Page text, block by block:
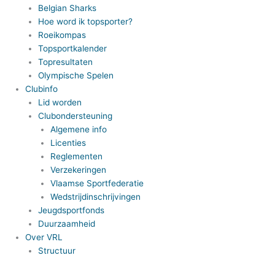
Belgian Sharks
Hoe word ik topsporter?
Roeikompas
Topsportkalender
Topresultaten
Olympische Spelen
Clubinfo
Lid worden
Clubondersteuning
Algemene info
Licenties
Reglementen
Verzekeringen
Vlaamse Sportfederatie
Wedstrijdinschrijvingen
Jeugdsportfonds
Duurzaamheid
Over VRL
Structuur